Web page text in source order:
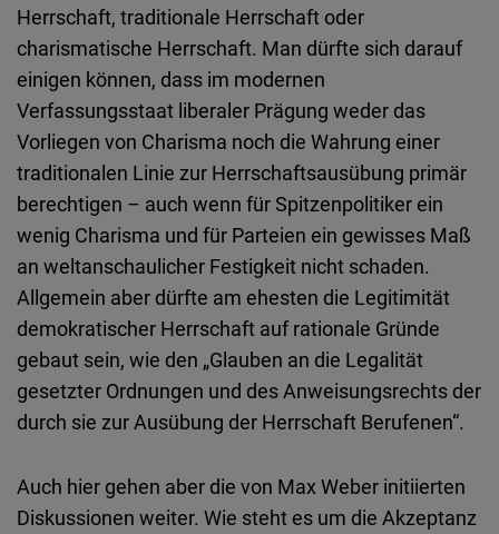
Herrschaft, traditionale Herrschaft oder
charismatische Herrschaft. Man dürfte sich darauf
einigen können, dass im modernen
Verfassungsstaat liberaler Prägung weder das
Vorliegen von Charisma noch die Wahrung einer
traditionalen Linie zur Herrschaftsausübung primär
berechtigen – auch wenn für Spitzenpolitiker ein
wenig Charisma und für Parteien ein gewisses Maß
an weltanschaulicher Festigkeit nicht schaden.
Allgemein aber dürfte am ehesten die Legitimität
demokratischer Herrschaft auf rationale Gründe
gebaut sein, wie den „Glauben an die Legalität
gesetzter Ordnungen und des Anweisungsrechts der
durch sie zur Ausübung der Herrschaft Berufenen“.
Auch hier gehen aber die von Max Weber initiierten
Diskussionen weiter. Wie steht es um die Akzeptanz